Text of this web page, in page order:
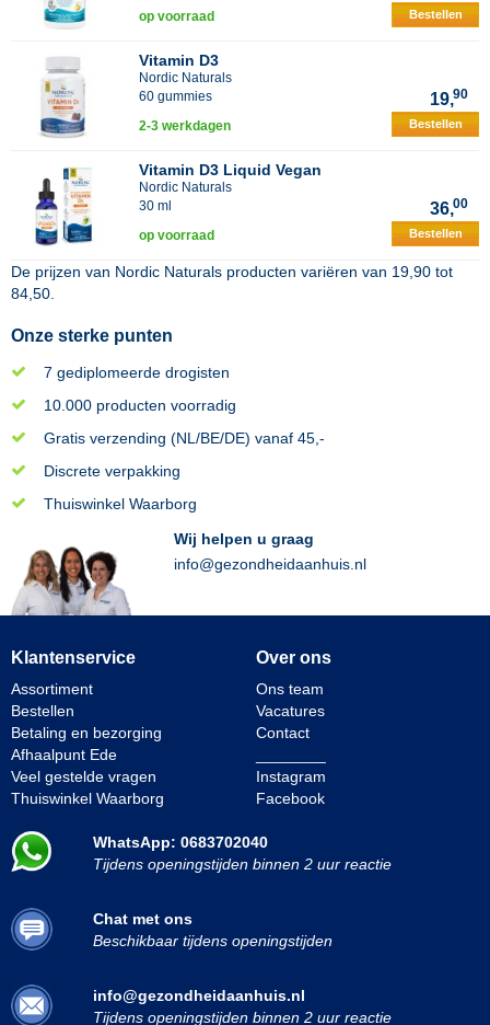
op voorraad Bestellen
Vitamin D3
Nordic Naturals
60 gummies
19,90
2-3 werkdagen Bestellen
Vitamin D3 Liquid Vegan
Nordic Naturals
30 ml
36,00
op voorraad Bestellen
De prijzen van Nordic Naturals producten variëren van 19,90 tot
84,50
Onze sterke punten
7 gediplomeerde drogisten
10.000 producten voorradig
Gratis verzending (NL/BE/DE) vanaf 45,-
Discrete verpakking
Thuiswinkel Waarborg
Wij helpen u graag
info@gezondheidaanhuis.nl
Klantenservice
Assortiment
Bestellen
Betaling en bezorging
Afhaalpunt Ede
Veel gestelde vragen
Thuiswinkel Waarborg
Over ons
Ons team
Vacatures
Contact
Instagram
Facebook
WhatsApp: 0683702040
Tijdens openingstijden binnen 2 uur reactie
Chat met ons
Beschikbaar tijdens openingstijden
info@gezondheidaanhuis.nl
Tijdens openingstijden binnen 2 uur reactie